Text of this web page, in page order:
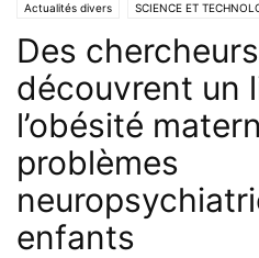
Actualités divers SCIENCE ET
Des
découvrent un
l’obésité
problèmes
enfants